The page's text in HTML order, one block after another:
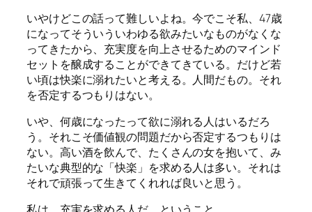
いやけどこの話って難しいよね。今でこそ私、47歳
になってそういういわゆる欲みたいなものがなくな
ってきたから、充実度を向上させるためのマインド
セットを醸成することができてきている。だけど若
い頃は快楽に溺れたいと考える。人間だもの。それ
を否定するつもりはない。
いや、何歳になったって欲に溺れる人はいるだろ
う。それこそ価値観の問題だから否定するつもりは
ない。高い酒を飲んで、たくさんの女を抱いて、み
たいな典型的な「快楽」を求める人は多い。それは
それで頑張って生きてくれれば良いと思う。